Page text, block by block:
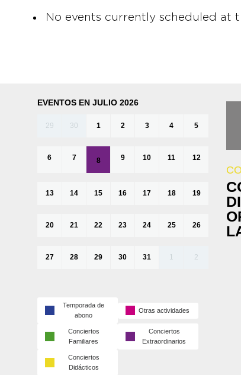
No events currently scheduled at
EVENTOS EN JULIO 2026
29 30 1 2 3 4 5
6 7 8 9 10 11 12
13 14 15 16 17 18 19
20 21 22 23 24 25 26
27 28 29 30 31 1 2
Temporada de
abono
Otras actividades
Conciertos
Familiares
Conciertos
Extraordinarios
Conciertos
Didácticos